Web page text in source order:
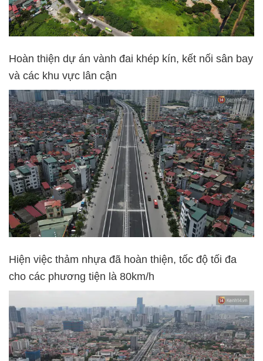
Hoàn thiện dự án vành đai khép kín, kết nối sân bay
và các khu vực lân cận
Hiện việc thảm nhựa đã hoàn thiện, tốc độ tối đa
cho các phương tiện là 80km/h